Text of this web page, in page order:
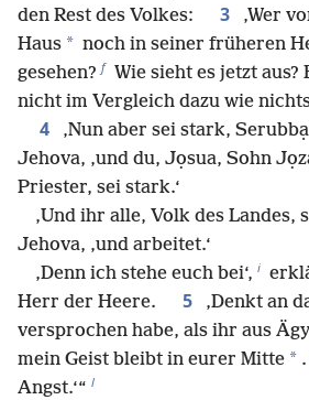
den Rest des Volkes:
3
‚Wer
Haus * noch in seiner früheren
gesehen? f Wie sieht es jetzt aus?
nicht im Vergleich dazu wie
4
‚Nun aber sei stark,
Jehova, ‚und du, Jọsua, Sohn
Priester, sei stark.‘
‚Und ihr alle, Volk des Landes,
Jehova, ‚und arbeitet.‘
‚Denn ich stehe euch bei‘, i
Herr der Heere.
5
‚Denkt an
versprochen habe, als ihr aus
mein Geist bleibt in eurer Mitte * .
Angst.‘“ l